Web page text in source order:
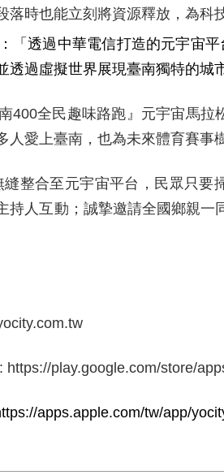
時也能立刻將資源釋放，為科
「透過中華電信打造的元宇宙
過虛擬世界展現臺南獨特的城
400全民趣味路跑』元宇宙馬拉
愛上臺南，也為未來體育賽事
整合至元宇宙平台 ， 民眾只要
持人互動；誠摯邀請全國鄉親一
https://play.google.com/store/
apps.apple.com/tw/app/